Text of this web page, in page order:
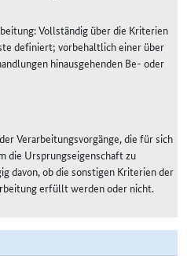
Vollständig über die Kriterien
definiert; vorbehaltlich einer über
hinausgehenden Be- oder
Verarbeitungsvorgänge, die für sich
die Ursprungseigenschaft zu
davon, ob die sonstigen Kriterien der
erfüllt werden oder nicht.